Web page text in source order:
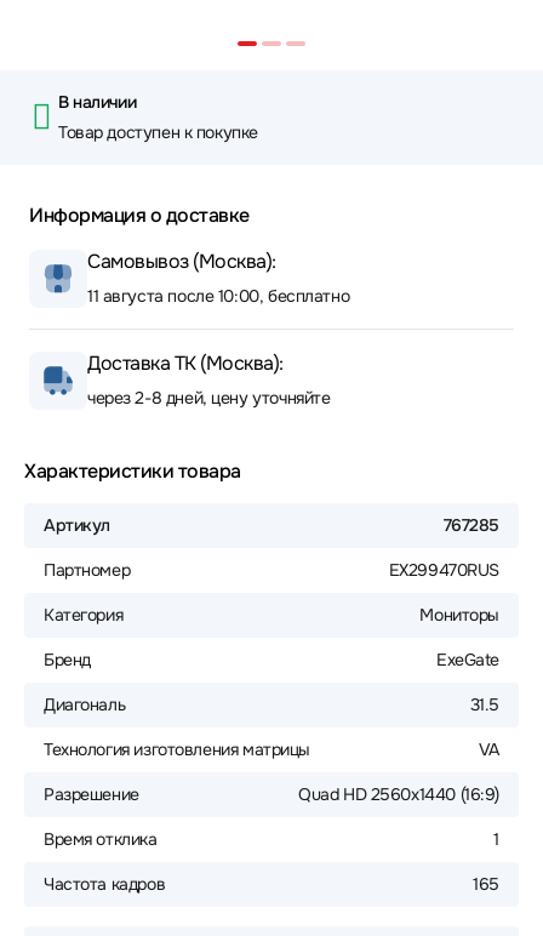
В наличии
Товар доступен к покупке
Информация о доставке
Самовывоз (Москва):
11 августа после 10:00, бесплатно
Доставка ТК (Москва):
через 2-8 дней, цену уточняйте
Характеристики товара
Артикул 767285
Партномер EX299470RUS
Категория Мониторы
Бренд ExeGate
Диагональ 31.5
Технология изготовления матрицы VA
Разрешение Quad HD 2560x1440 (16:9)
Время отклика 1
Частота кадров 165